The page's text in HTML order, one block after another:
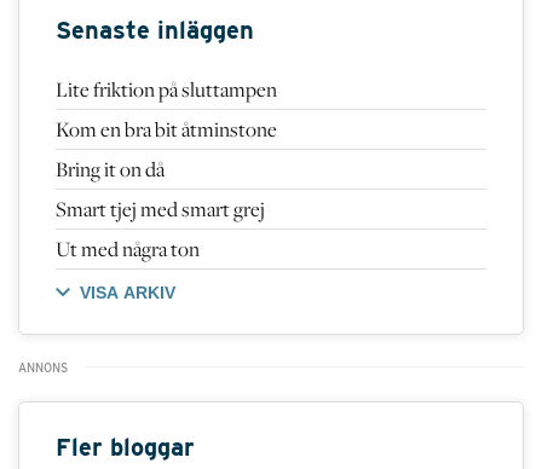
Senaste inläggen
Lite friktion på sluttampen
Kom en bra bit åtminstone
Bring it on då
Smart tjej med smart grej
Ut med några ton
VISA ARKIV
Fler bloggar